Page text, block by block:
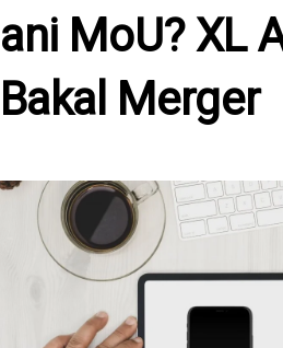
MoU? XL
Merger